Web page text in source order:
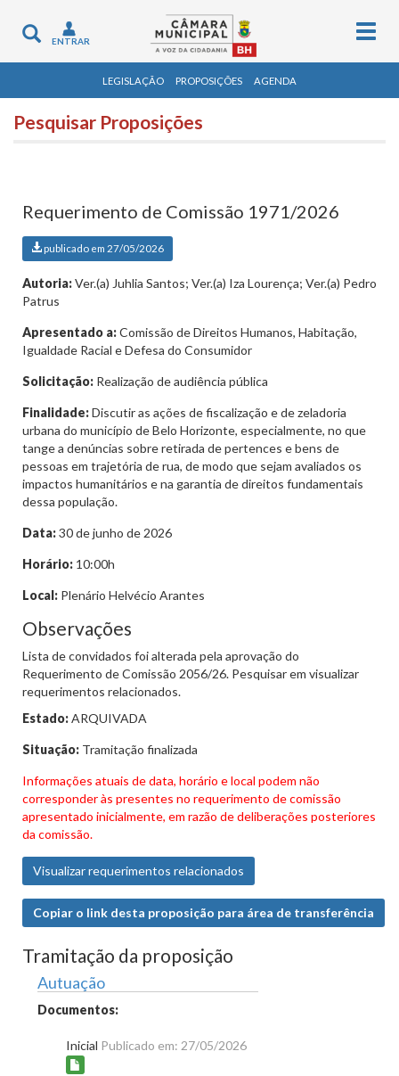
Toggle
navigation
ENTRAR
LEGISLAÇÃO PROPOSIÇÕES AGENDA
Pesquisar Proposições
Requerimento de Comissão 1971/2026
publicado em 27/05/2026
Autoria:Ver.(a) Juhlia Santos; Ver.(a) Iza Lourença; Ver.(a) Pedro
Patrus
Apresentado a:Comissão de Direitos Humanos, Habitação,
Igualdade Racial e Defesa do Consumidor
Solicitação: Realização de audiência pública
Finalidade:Discutir as ações de fiscalização e de zeladoria
urbana do município de Belo Horizonte, especialmente, no que
tange a denúncias sobre retirada de pertences e bens de
pessoas em trajetória de rua, de modo que sejam avaliados os
impactos humanitários e na garantia de direitos fundamentais
dessa população.
Data:30 de junho de 2026
Horário: 10:00h
Local: Plenário Helvécio Arantes
Observações
Lista de convidados foi alterada pela aprovação do
Requerimento de Comissão 2056/26. Pesquisar em visualizar
requerimentos relacionados.
Estado:ARQUIVADA
Situação: Tramitação finalizada
Informações atuais de data, horário e local podem não
corresponder às presentes no requerimento de comissão
apresentado inicialmente, em razão de deliberações posteriores
da comissão.
Visualizar requerimentos relacionados
Copiar o link desta proposição para área de transferência
Tramitação da proposição
Autuação
Documentos:
Inicial Publicado em: 27/05/2026